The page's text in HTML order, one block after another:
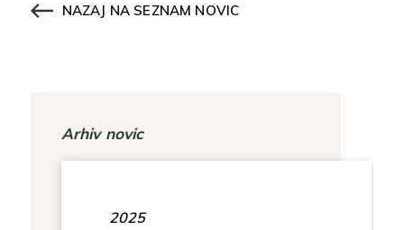
NAZAJ NA SEZNAM NOVIC
Arhiv novic
2025